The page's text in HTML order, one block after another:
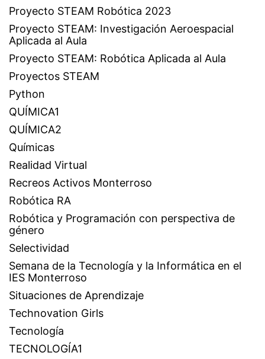
Proyecto STEAM Robótica 2023
Proyecto STEAM: Investigación Aeroespacial
Aplicada al Aula
Proyecto STEAM: Robótica Aplicada al Aula
Proyectos STEAM
Python
QUÍMICA1
QUÍMICA2
Químicas
Realidad Virtual
Recreos Activos Monterroso
Robótica RA
Robótica y Programación con perspectiva de
género
Selectividad
Semana de la Tecnología y la Informática en el
IES Monterroso
Situaciones de Aprendizaje
Technovation Girls
Tecnología
TECNOLOGÍA1